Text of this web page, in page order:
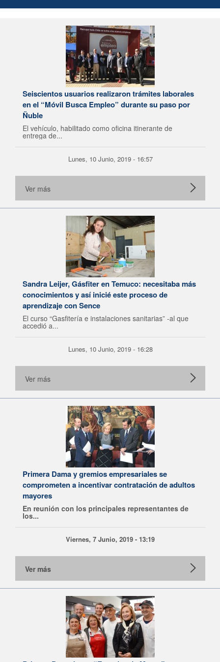
Seiscientos usuarios realizaron trámites laborales
en el “Móvil Busca Empleo” durante su paso por
Ñuble
El vehículo, habilitado como oficina itinerante de
entrega de...
Lunes, 10 Junio, 2019 - 16:57
Ver más
Sandra Leijer, Gásfiter en Temuco: necesitaba más
conocimientos y así inicié este proceso de
aprendizaje con Sence
El curso “Gasfitería e instalaciones sanitarias” -al que
accedió a...
Lunes, 10 Junio, 2019 - 16:28
Ver más
Primera Dama y gremios empresariales se
comprometen a incentivar contratación de adultos
mayores
En reunión con los principales representantes de
los...
Viernes, 7 Junio, 2019 - 13:19
Ver más